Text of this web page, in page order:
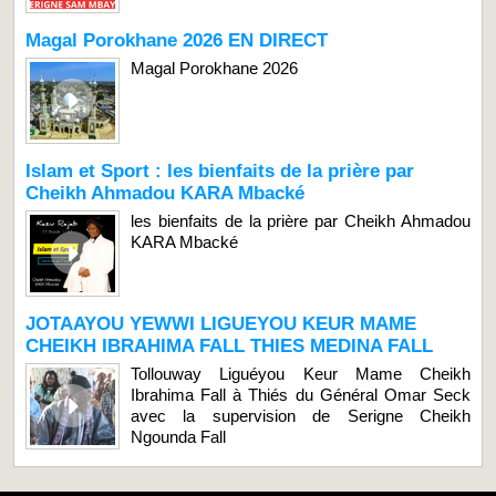
Magal Porokhane 2026 EN DIRECT
Magal Porokhane 2026
Islam et Sport : les bienfaits de la prière par
Cheikh Ahmadou KARA Mbacké
les bienfaits de la prière par Cheikh Ahmadou
KARA Mbacké
JOTAAYOU YEWWI LIGUEYOU KEUR MAME
CHEIKH IBRAHIMA FALL THIES MEDINA FALL
Tollouway Liguéyou Keur Mame Cheikh
Ibrahima Fall à Thiés du Général Omar Seck
avec la supervision de Serigne Cheikh
Ngounda Fall